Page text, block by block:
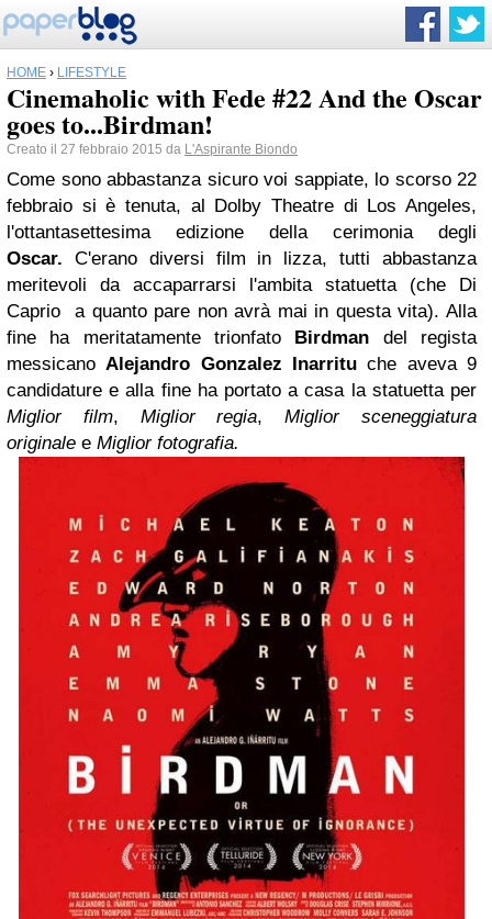
HOME › LIFESTYLE
Cinemaholic with Fede #22 And the Oscar
goes to...Birdman!
Creato il 27 febbraio 2015 da L'Aspirante Biondo
Come sono abbastanza sicuro voi sappiate, lo scorso 22
febbraio si è tenuta, al Dolby Theatre di Los Angeles,
l'ottantasettesima edizione della cerimonia degli
Oscar. C'erano diversi film in lizza, tutti abbastanza
meritevoli da accaparrarsi l'ambita statuetta (che Di
Caprio a quanto pare non avrà mai in questa vita). Alla
fine ha meritatamente trionfato Birdman del regista
messicanoAlejandro Gonzalez Inarritu che aveva 9
candidature e alla fine ha portato a casa la statuetta per
Miglior film, Miglior regia,Miglior sceneggiatura
originale e Miglior fotografia.